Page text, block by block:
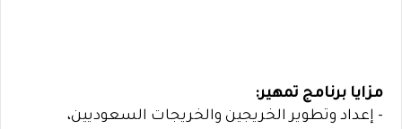
مزايا برنامج تمهير:
- إعداد وتطوير الخريجين والخريجات السعوديين،